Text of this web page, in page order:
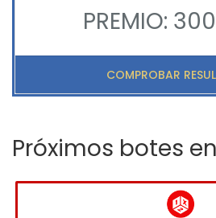
PREMIO:
COMPROBAR
Próximos botes